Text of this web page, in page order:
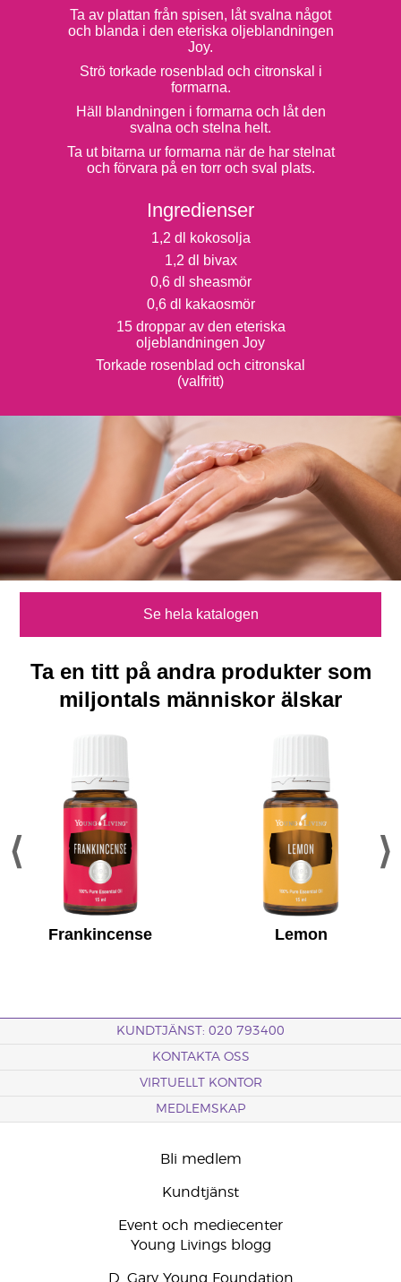
Ingredienser ​
1,2 dl kokosolja
1,2 dl bivax
0,6 dl sheasmör
0,6 dl kakaosmör
15 droppar av den eteriska
oljeblandningen Joy
Torkade rosenblad och citronskal
(valfritt)
Ta av plattan från spisen, låt svalna något
och blanda i den eteriska oljeblandningen
Joy.
Strö torkade rosenblad och citronskal i
formarna.
Häll blandningen i formarna och låt den
svalna och stelna helt.
Ta ut bitarna ur formarna när de har stelnat
och förvara på en torr och sval plats.
Se hela katalogen
Ta en titt på andra produkter som
miljontals människor älskar
Frankincense Lemon
KUNDTJÄNST: 020 793400
KONTAKTA OSS
VIRTUELLT KONTOR
MEDLEMSKAP
Bli medlem
Kundtjänst
Event och mediecenter
Young Livings blogg
D. Gary Young Foundation